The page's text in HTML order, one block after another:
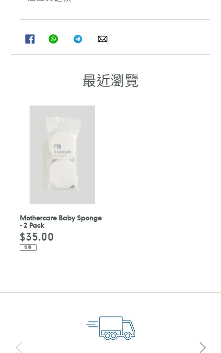
FACEBOOK
分
享
WHATSAPPTELEGRAM
分
享
WHATSAPP
最近瀏覽
Mothercare Baby Sponge
- 2 Pack
定
價
$35.00
售罄